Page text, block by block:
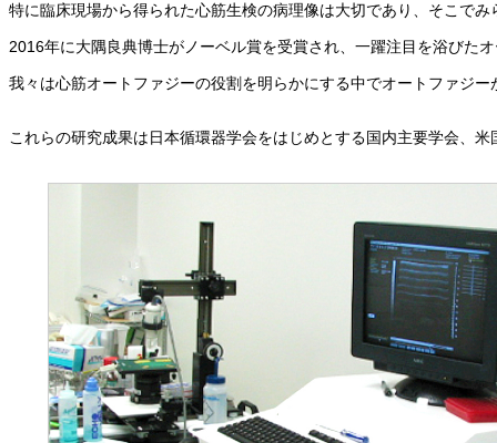
特に臨床現場から得られた心筋生検の病理像は大切であり、そこで
2016年に大隅良典博士がノーベル賞を受賞され、一躍注目を浴びた
我々は心筋オートファジーの役割を明らかにする中でオートファジ
これらの研究成果は日本循環器学会をはじめとする国内主要学会、